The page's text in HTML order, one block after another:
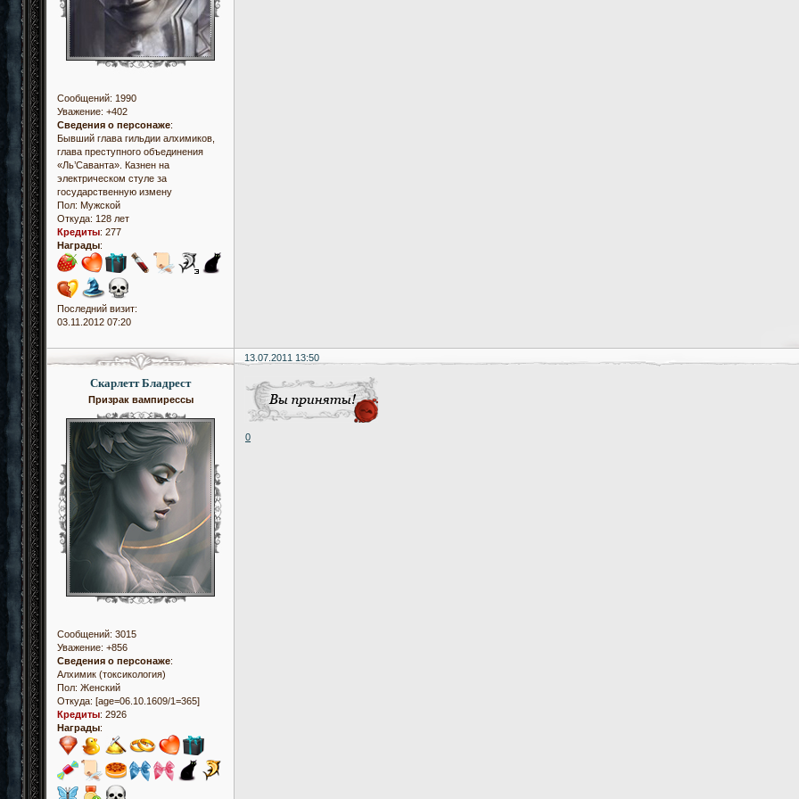
Сообщений: 1990
Уважение: +402
Сведения о персонаже:
Бывший глава гильдии алхимиков,
глава преступного объединения
«Ль’Саванта». Казнен на
электрическом стуле за
государственную измену
Пол: Мужской
Откуда: 128 лет
Кредиты: 277
Награды:
Последний визит:
03.11.2012 07:20
13.07.2011 13:50
Скарлетт Бладрест
Призрак вампирессы
Сообщений: 3015
Уважение: +856
Сведения о персонаже:
Алхимик (токсикология)
Пол: Женский
Откуда: [age=06.10.1609/1=365]
Кредиты: 2926
Награды:
0